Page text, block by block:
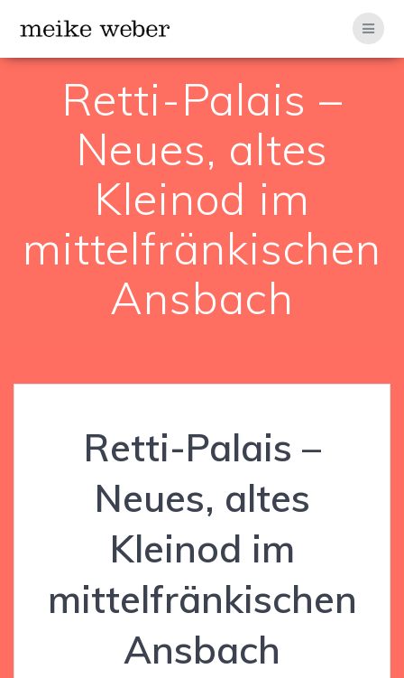
Retti-Palais –
Neues, altes
Kleinod im
mittelfränkischen
Ansbach
Retti-Palais –
Neues, altes
Kleinod im
mittelfränkischen
Ansbach